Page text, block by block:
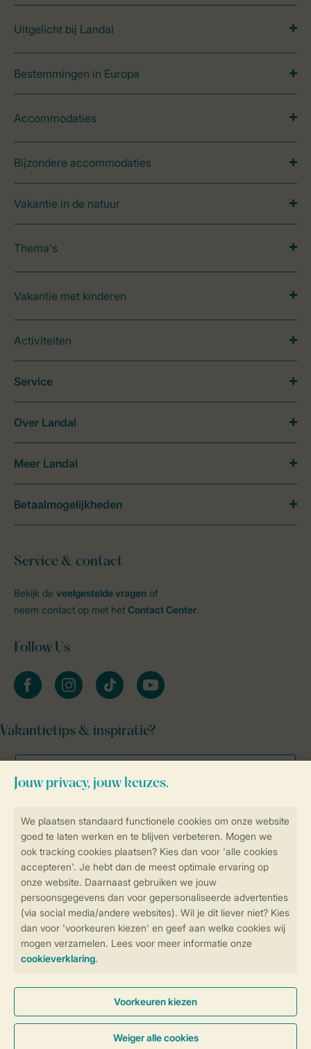
Controle over jouw gegevens &
Instellingen wijzigen
Veilig en snel online boeken
Veilige gegevensoverdracht
Veilige betaling
Uitgelicht bij Landal
Bestemmingen in Europa
Accommodaties
Bijzondere accommodaties
Vakantie in de natuur
Thema's
Vakantie met kinderen
Activiteiten
Service & contact
Bekijk de veelgestelde vragen of
neem contact op met het Contact Center.
Follow Us
facebookinstagramtiktok youtube
Vakantietips & inspiratie?
Service
Over Landal
Meer Landal
Betaalmogelijkheden